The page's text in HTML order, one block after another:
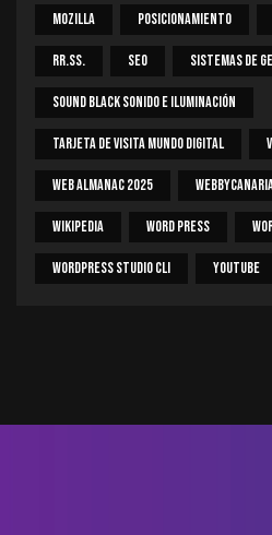
Mozilla Posicionamiento
RR.SS. SEO Sistemas De
Sound Black Sonido E Iluminación
Tarjeta De Visita Mundo Digital
Web Almanac 2025
Wikipedia Word Press
WordPress Studio CLI Youtube